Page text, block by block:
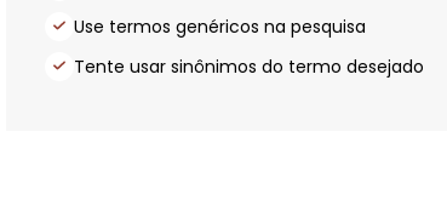
Use termos genéricos na pesquisa
Tente usar sinônimos do termo desejado